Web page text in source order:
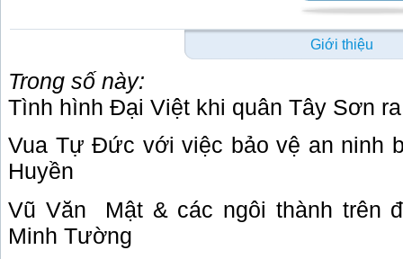
Giới thiệu
Trong số này:
Tình hình Đại Việt khi quân Tây Sơn
Vua Tự Đức với việc bảo vệ an ninh
Huyền
Vũ Văn
Mật & các ngôi thành trên
Minh Tường